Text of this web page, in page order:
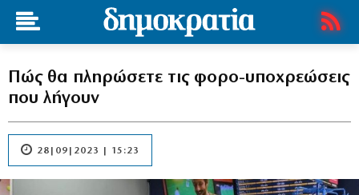
Πώς θα πληρώσετε τις φορο-υποχρεώσεις
που λήγουν
28|09|2023 | 15:23